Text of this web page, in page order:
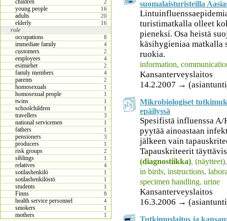
children 2
young people 16
adults 20
elderly 16
role
occupations
8
immediate family 4
customers 2
employees 4
esimiehet 2
family members 4
parents 2
homosexuals 1
homosexual people 1
twins 1
schoolchildren 1
travellers 3
national servicemen 1
fathers 1
pensioners 3
producers 1
risk groups 2
siblings 1
relatives 4
sotilashenkilö 1
sotilashenkilöstö 1
students 1
Finns 8
health service personnel 4
smokers 1
mothers 1
suomalaisturisteilla
turistimatkalla olleet
pieneksi. Osa heistä
käsihygieniaa matkalla
ruokia.
information,
Kansanterveyslaitos
14.2.2007 →
Mikrobiologiset
epäilyssä
Spesifistä influenssa
pyytää ainoastaan
jälkeen vain
Tapauskriteerit
(diagnostiikka), (näytteet)
in birds, instructions,
specimen handling, urine
Kansanterveyslaitos
16.3.2006 →
Tutkimuslaitos ja